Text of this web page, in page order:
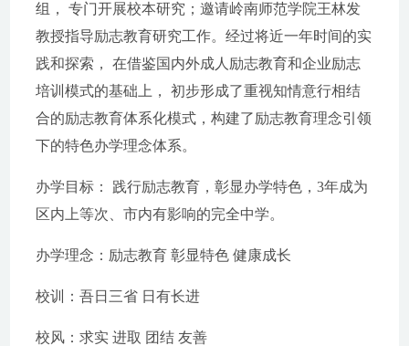
组， 专门开展校本研究；邀请岭南师范学院王林发
教授指导励志教育研究工作。经过将近一年时间的实
践和探索， 在借鉴国内外成人励志教育和企业励志
培训模式的基础上， 初步形成了重视知情意行相结
合的励志教育体系化模式，构建了励志教育理念引领
下的特色办学理念体系。
办学目标： 践行励志教育，彰显办学特色，3年成为
区内上等次、市内有影响的完全中学。
办学理念：励志教育 彰显特色 健康成长
校训：吾日三省 日有长进
校风：求实 进取 团结 友善